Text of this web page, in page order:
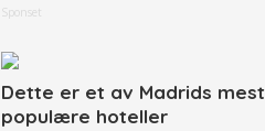
Sponset
Dette er et av Madrids mest
populære hoteller